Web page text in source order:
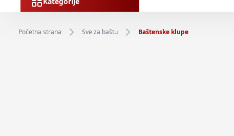
Početna strana Sve za baštu Baštenske klupe